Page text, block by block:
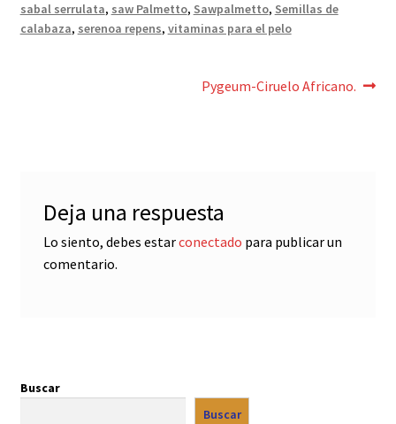
sabal serrulata, saw Palmetto, Sawpalmetto, Semillas de
calabaza, serenoa repens, vitaminas para el pelo
Siguiente:
Pygeum-Ciruelo Africano.
Deja una respuesta
Lo siento, debes estarconectado para publicar un
comentario.
Buscar
Buscar